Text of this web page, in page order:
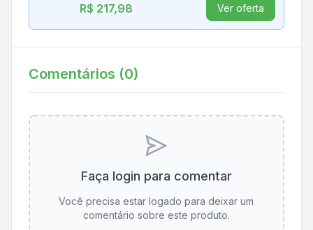
R$ 217,98 Ver oferta
Comentários (0)
Faça login para comentar
Você precisa estar logado para deixar um
comentário sobre este produto.